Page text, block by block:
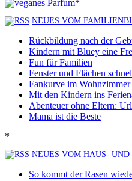
*
NEUES VOM
Rückbildung nach der
Kindern mit Bluey eine
Fun für Familien
Fenster und Flächen
Fankurve im Wohnzimmer
Mit den Kindern ins
Abenteuer ohne Eltern:
Mama ist die Beste
*
NEUES VOM HAUS- UND
So kommt der Rasen